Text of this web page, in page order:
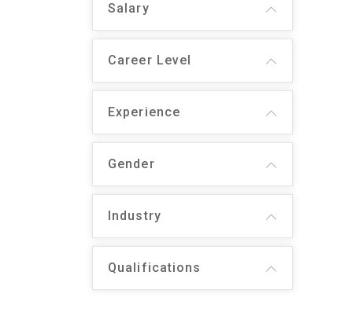
Salary
Career Level
Experience
Gender
Industry
Qualifications